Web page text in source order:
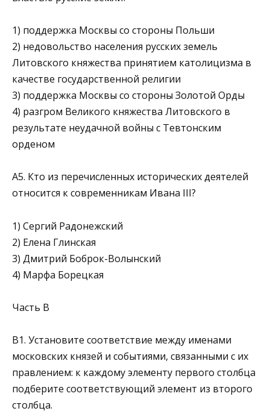
1) поддержка Москвы со стороны Польши
2) недовольство населения русских земель
Литовского княжества принятием католицизма в
качестве государственной религии
3) поддержка Москвы со стороны Золотой Орды
4) разгром Великого княжества Литовского в
результате неудач­ной войны с Тевтонским
орденом
A5. Кто из перечисленных исторических деятелей
относится к совре­менникам Ивана III?
1) Сергий Радонежский
2) Елена Глинская
3) Дмитрий Боброк-Волынский
4) Марфа Борецкая
Часть В
В1. Установите соответствие между именами
московских князей и собы­тиями, связанными с их
правлением: к каждому элементу первого столбца
подберите соответствующий элемент из второго
столбца.